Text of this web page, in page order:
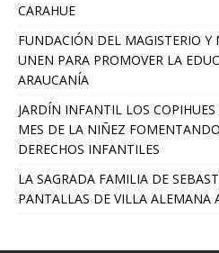
CARAHUE
FUNDACIÓN DEL MAGISTERIO Y
UNEN PARA PROMOVER LA
ARAUCANÍA
JARDÍN INFANTIL LOS
MES DE LA NIÑEZ
DERECHOS INFANTILES
LA SAGRADA FAMILIA DE
PANTALLAS DE VILLA ALEMANA